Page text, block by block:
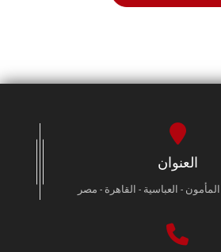
العنوان
- العباسية - القاهرة - مصر